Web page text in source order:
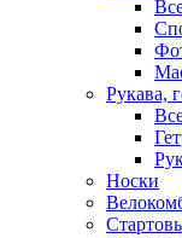
Рукава,
Носки